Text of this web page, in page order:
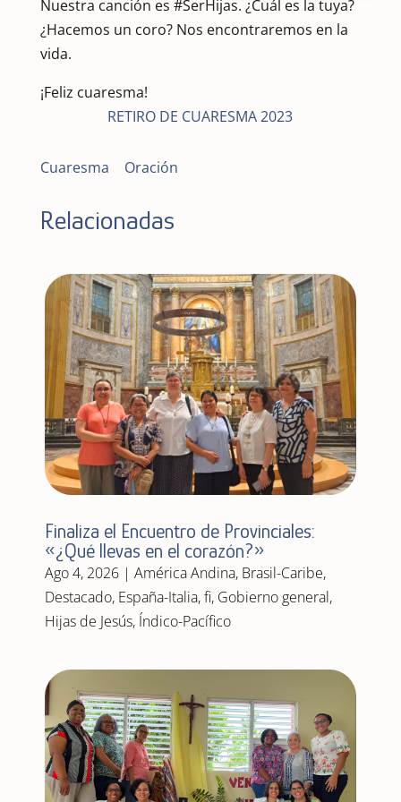
Nuestra canción es #SerHijas. ¿Cuál es la tuya?
¿Hacemos un coro? Nos encontraremos en la
vida.
¡Feliz cuaresma!
RETIRO DE CUARESMA 2023
Cuaresma Oración
Relacionadas
Finaliza el Encuentro de Provinciales:
«¿Qué llevas en el corazón?»
Ago 4, 2026| América Andina, Brasil-Caribe,
Destacado, España-Italia,fi, Gobierno general,
Hijas de Jesús, Índico-Pacífico